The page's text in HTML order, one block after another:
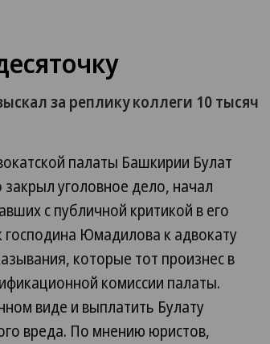
за реплику коллеги 10 тысяч
палаты Башкирии Булат
уголовное дело, начал
с публичной критикой в его
господина Юмадилова к адвокату
которые тот произнес в
комиссии палаты.
виде и выплатить Булату
вреда. По мнению юристов,